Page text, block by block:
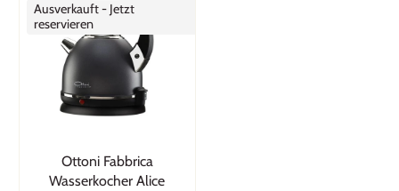
Ausverkauft - Jetzt
reservieren
Ottoni Fabbrica
Wasserkocher Alice